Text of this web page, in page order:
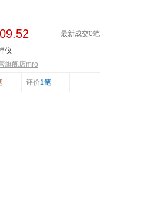
最新成交0笔
仪
旗舰店mro
评价1笔